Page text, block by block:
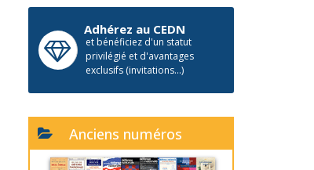
Adhérez au CEDN
et bénéficiez d'un statut
privilégié et d'avantages
exclusifs (invitations...)
Anciens numéros